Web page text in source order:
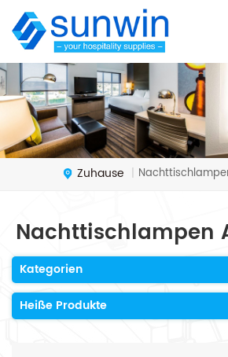
Zuhause |
Nachttischlampen
Kategorien
Heiße Produkte